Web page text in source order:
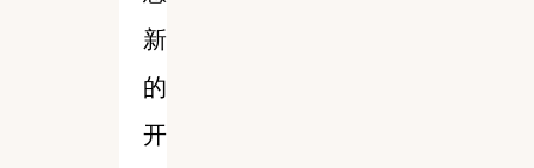
新
的
开